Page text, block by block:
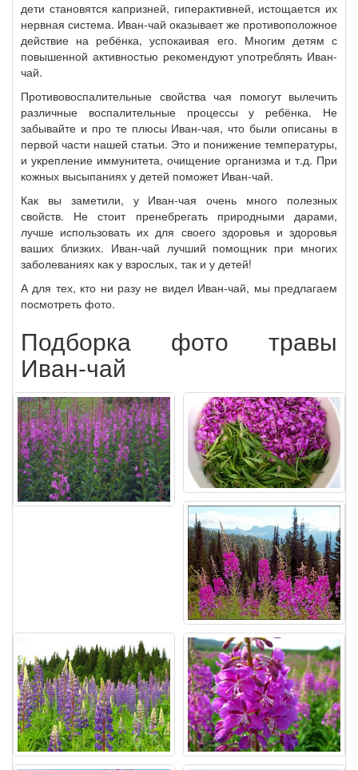
дети становятся капризней, гиперактивней, истощается их
нервная система. Иван-чай оказывает же противоположное
действие на ребёнка, успокаивая его. Многим детям с
повышенной активностью рекомендуют употреблять Иван-
чай.
Противовоспалительные свойства чая помогут вылечить
различные воспалительные процессы у ребёнка. Не
забывайте и про те плюсы Иван-чая, что были описаны в
первой части нашей статьи. Это и понижение температуры,
и укрепление иммунитета, очищение организма и т.д. При
кожных высыпаниях у детей поможет Иван-чай.
Как вы заметили, у Иван-чая очень много полезных
свойств. Не стоит пренебрегать природными дарами,
лучше использовать их для своего здоровья и здоровья
ваших близких. Иван-чай лучший помощник при многих
заболеваниях как у взрослых, так и у детей!
А для тех, кто ни разу не видел Иван-чай, мы предлагаем
посмотреть фото.
Подборка фото травы
Иван-чай